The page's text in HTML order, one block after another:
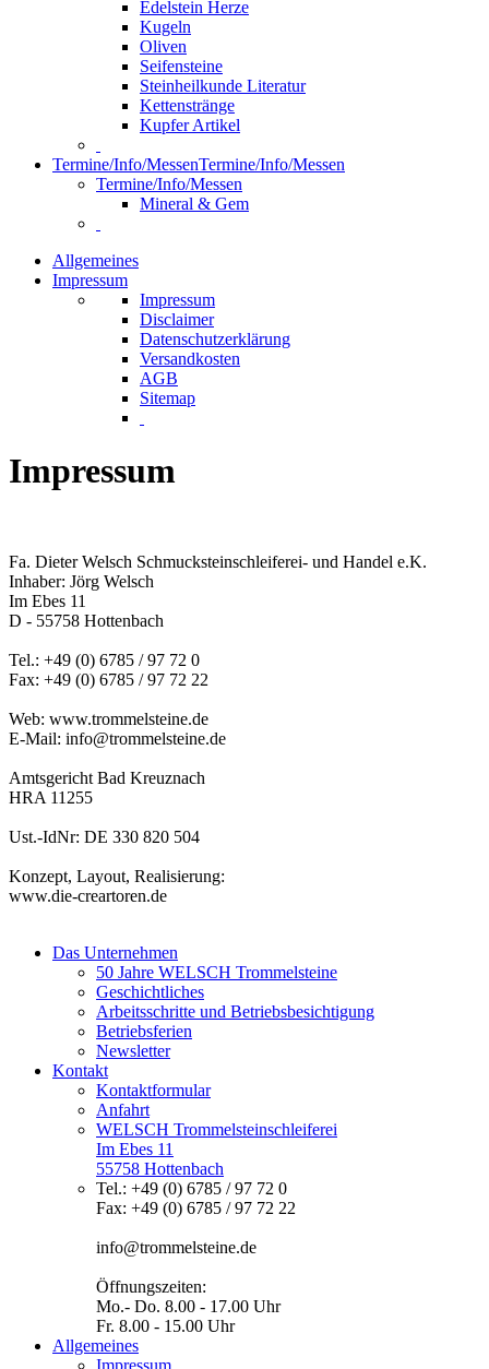
Edelstein Herze
Kugeln
Oliven
Seifensteine
Steinheilkunde Literatur
Kettenstränge
Kupfer Artikel
Termine/Info/MessenTermine/Info/Messen
Termine/Info/Messen
Mineral & Gem
Allgemeines
Impressum
Impressum
Disclaimer
Datenschutzerklärung
Versandkosten
AGB
Sitemap
Impressum
Fa. Dieter Welsch Schmucksteinschleiferei- und Handel e.K.
Inhaber: Jörg Welsch
Im Ebes 11
D - 55758 Hottenbach
Tel.: +49 (0) 6785 / 97 72 0
Fax: +49 (0) 6785 / 97 72 22
Web: www.trommelsteine.de
E-Mail: info@trommelsteine.de
Amtsgericht Bad Kreuznach
HRA 11255
Ust.-IdNr: DE 330 820 504
Konzept, Layout, Realisierung:
www.die-creartoren.de
Das Unternehmen
50 Jahre WELSCH Trommelsteine
Geschichtliches
Arbeitsschritte und Betriebsbesichtigung
Betriebsferien
Newsletter
Kontakt
Kontaktformular
Anfahrt
WELSCH Trommelsteinschleiferei
Im Ebes 11
55758 Hottenbach
Tel.: +49 (0) 6785 / 97 72 0
Fax: +49 (0) 6785 / 97 72 22
info@trommelsteine.de
Öffnungszeiten:
Mo.- Do. 8.00 - 17.00 Uhr
Fr. 8.00 - 15.00 Uhr
Allgemeines
Impressum